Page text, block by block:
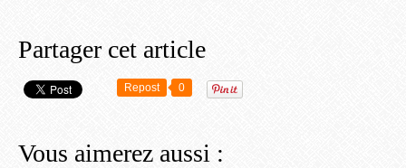
Partager cet article
Repost 0
Vous aimerez aussi :